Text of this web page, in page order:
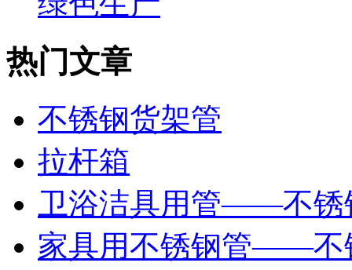
热门文章
不锈钢货架管
拉杆箱
卫浴洁具用管——不锈
家具用不锈钢管——不